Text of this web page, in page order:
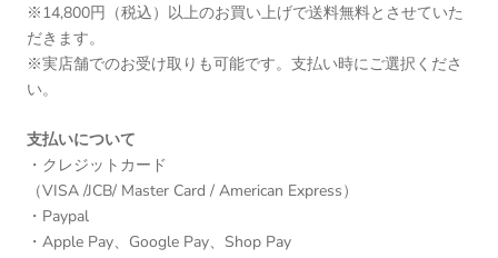
※14,800円（税込）以上のお買い上げで送料無料とさせていた
だきます。
※実店舗でのお受け取りも可能です。支払い時にご選択くださ
い。
支払いについて
・クレジットカード
（VISA /JCB/ Master Card / American Express）
・Paypal
・Apple Pay、Google Pay、Shop Pay